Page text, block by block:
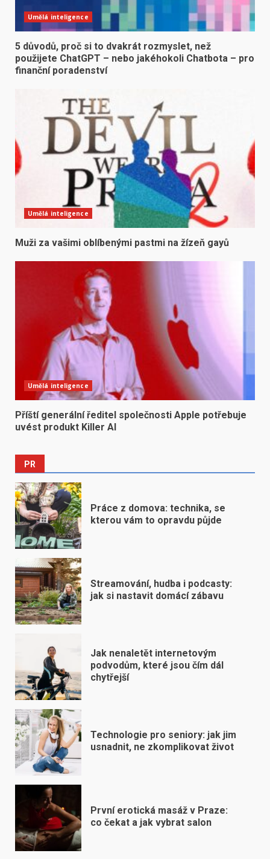
Umělá inteligence
5 důvodů, proč si to dvakrát rozmyslet, než
použijete ChatGPT – nebo jakéhokoli Chatbota – pro
finanční poradenství
Umělá inteligence
Muži za vašimi oblíbenými pastmi na žízeň gayů
Umělá inteligence
Příští generální ředitel společnosti Apple potřebuje
uvést produkt Killer AI
PR
Práce z domova: technika, se
kterou vám to opravdu půjde
Streamování, hudba i podcasty:
jak si nastavit domácí zábavu
Jak nenaletět internetovým
podvodům, které jsou čím dál
chytřejší
Technologie pro seniory: jak jim
usnadnit, ne zkomplikovat život
První erotická masáž v Praze:
co čekat a jak vybrat salon